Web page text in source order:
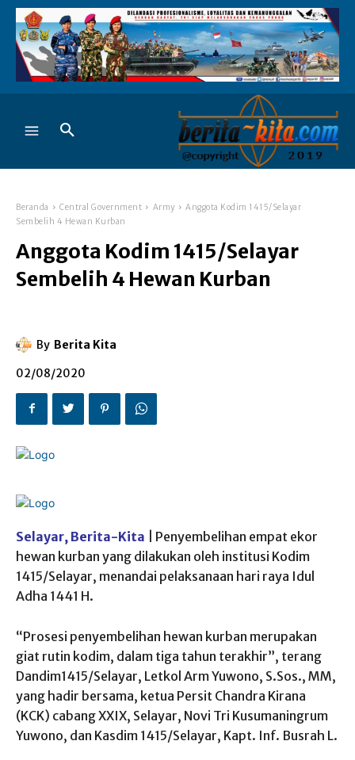
Beranda Central Government Army
Anggota Kodim 1415/Selayar
Sembelih 4 Hewan Kurban
Anggota Kodim 1415/Selayar
Sembelih 4 Hewan Kurban
By Berita Kita
02/08/2020
Selayar, Berita-Kita | Penyembelihan empat ekor
hewan kurban yang dilakukan oleh institusi Kodim
1415/Selayar, menandai pelaksanaan hari raya Idul
Adha 1441 H.
“Prosesi penyembelihan hewan kurban merupakan
giat rutin kodim, dalam tiga tahun terakhir”, terang
Dandim1415/Selayar, Letkol Arm Yuwono, S.Sos., MM,
yang hadir bersama, ketua Persit Chandra Kirana
(KCK) cabang XXIX, Selayar, Novi Tri Kusumaningrum
Yuwono, dan Kasdim 1415/Selayar, Kapt. Inf. Busrah L.